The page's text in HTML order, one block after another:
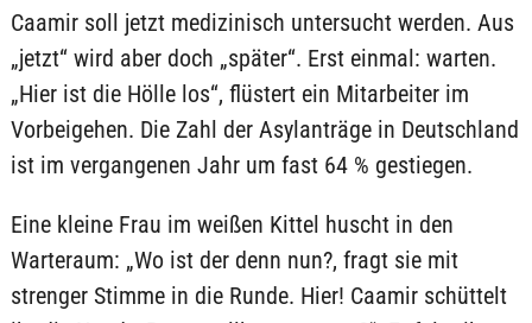
Caamir soll jetzt medizinisch untersucht werden. Aus
„jetzt“ wird aber doch „später“. Erst einmal: warten.
„Hier ist die Hölle los“, flüstert ein Mitarbeiter im
Vorbeigehen. Die Zahl der Asylanträge in Deutschland
ist im vergangenen Jahr um fast 64 % gestiegen.
Eine kleine Frau im weißen Kittel huscht in den
Warteraum: „Wo ist der denn nun?, fragt sie mit
strenger Stimme in die Runde. Hier! Caamir schüttelt